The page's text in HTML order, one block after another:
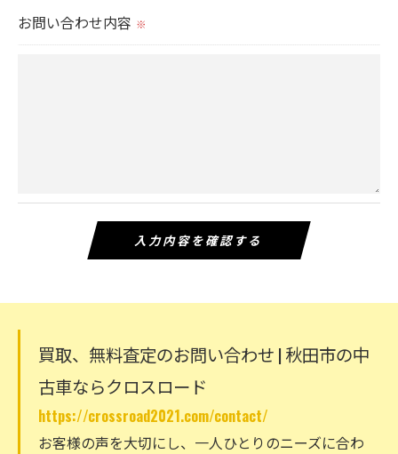
お問い合わせ内容 ※
買取、無料査定のお問い合わせ | 秋田市の中
古車ならクロスロード
https://crossroad2021.com/contact/
お客様の声を大切にし、一人ひとりのニーズに合わ